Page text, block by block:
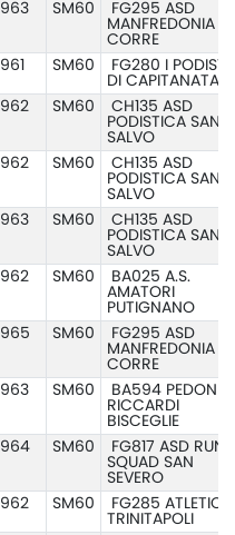
1963 SM60
FG295 ASD
MANFREDONIA
CORRE
1961 SM60
FG280 I PODISTI
DI CAPITANATA
1962 SM60
CH135 ASD
PODISTICA SAN
SALVO
1962 SM60
CH135 ASD
PODISTICA SAN
SALVO
1963 SM60
CH135 ASD
PODISTICA SAN
SALVO
1962 SM60
BA025 A.S.
AMATORI
PUTIGNANO
1965 SM60
FG295 ASD
MANFREDONIA
CORRE
1963 SM60
BA594 PEDONE-
RICCARDI
BISCEGLIE
1964 SM60
FG817 ASD RUN
SQUAD SAN
SEVERO
1962 SM60
FG285 ATLETICA
TRINITAPOLI